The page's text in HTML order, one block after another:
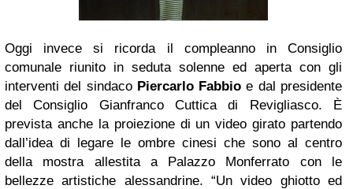
Oggi invece si ricorda il compleanno in Consiglio
comunale riunito in seduta solenne ed aperta con gli
interventi del sindaco Piercarlo Fabbio e dal presidente
del Consiglio Gianfranco Cuttica di Revigliasco. È
prevista anche la proiezione di un video girato partendo
dall’idea di legare le ombre cinesi che sono al centro
della mostra allestita a Palazzo Monferrato con le
bellezze artistiche alessandrine. “Un video ghiotto ed